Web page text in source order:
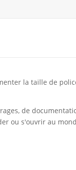
de
ou s'ouvrir au